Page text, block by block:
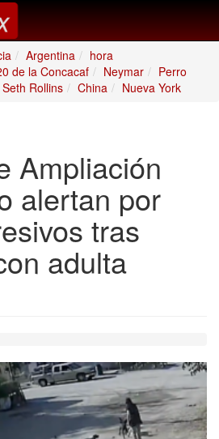
Argentina
hora
de la Concacaf
Neymar
Perro
Seth Rollins China Nueva York
Ampliación
alertan por
tras
adulta